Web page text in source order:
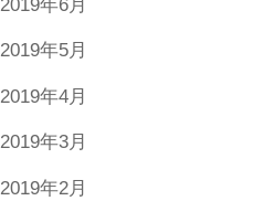
2019年6月
2019年5月
2019年4月
2019年3月
2019年2月